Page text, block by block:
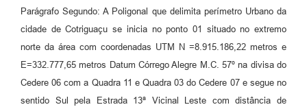
Parágrafo Segundo: A Poligonal que delimita perímetro Urbano da
cidade de Cotriguaçu se inicia no ponto 01 situado no extremo
norte da área com coordenadas UTM N =8.915.186,22 metros e
E=332.777,65 metros Datum Córrego Alegre M.C. 57º na divisa do
Cedere 06 com a Quadra 11 e Quadra 03 do Cedere 07 e segue no
sentido Sul pela Estrada 13ª Vicinal Leste com distância de